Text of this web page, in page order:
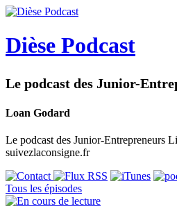
Dièse Podcast
Le podcast des Junior-
Loan Godard
Le podcast des Junior-Entrepreneurs
suivezlaconsigne.fr
Tous les épisodes